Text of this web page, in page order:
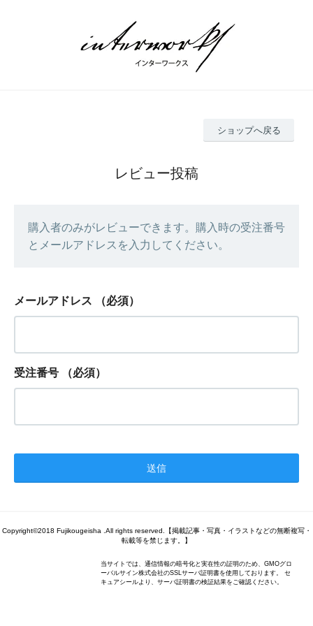
ショップへ戻る
レビュー投稿
購入者のみがレビューできます。購入時の受注番号
とメールアドレスを入力してください。
メールアドレス （必須）
受注番号 （必須）
Copyright©2018 Fujikougeisha .All rights reserved.【掲載記事・写真・イラストなどの無断複写・
転載等を禁じます。】
当サイトでは、通信情報の暗号化と実在性の証明のため、GMOグロ
ーバルサイン株式会社のSSLサーバ証明書を使用しております。 セ
キュアシールより、サーバ証明書の検証結果をご確認ください。